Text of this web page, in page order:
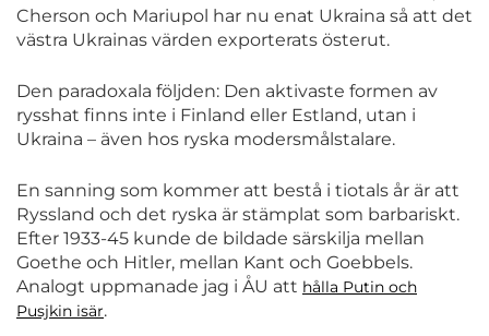
Cherson och Mariupol har nu enat Ukraina så att det
västra Ukrainas värden exporterats österut.
Den paradoxala följden: Den aktivaste formen av
rysshat finns inte i Finland eller Estland, utan i
Ukraina – även hos ryska modersmålstalare.
En sanning som kommer att bestå i tiotals år är att
Ryssland och det ryska är stämplat som barbariskt.
Efter 1933-45 kunde de bildade särskilja mellan
Goethe och Hitler, mellan Kant och Goebbels.
Analogt uppmanade jag i ÅU att hålla Putin och
Pusjkin isär.